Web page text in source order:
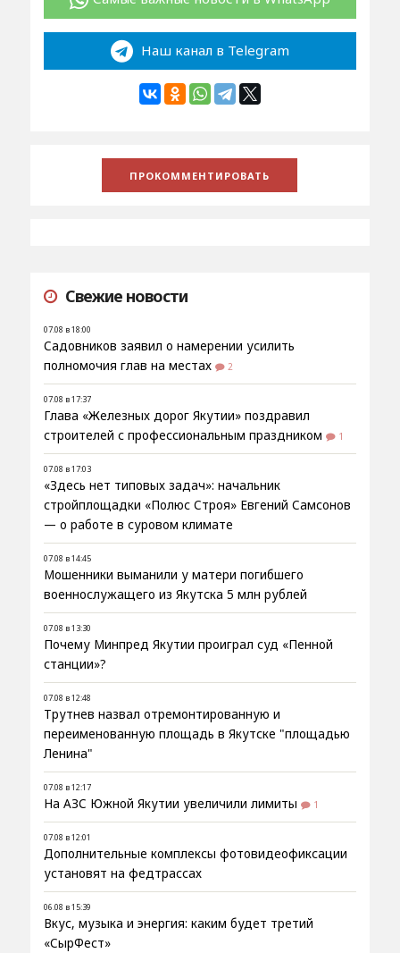
Наш канал в Telegram
Свежие новости
07.08 в 18:00
Садовников заявил о намерении усилить
полномочия глав на местах
2
07.08 в 17:37
Глава «Железных дорог Якутии» поздравил
строителей с профессиональным праздником
1
07.08 в 17:03
«Здесь нет типовых задач»: начальник
стройплощадки «Полюс Строя» Евгений Самсонов
— о работе в суровом климате
07.08 в 14:45
Мошенники выманили у матери погибшего
военнослужащего из Якутска 5 млн рублей
07.08 в 13:30
Почему Минпред Якутии проиграл суд «Пенной
станции»?
07.08 в 12:48
Трутнев назвал отремонтированную и
переименованную площадь в Якутске "площадью
Ленина"
07.08 в 12:17
На АЗС Южной Якутии увеличили лимиты 1
07.08 в 12:01
Дополнительные комплексы фотовидеофиксации
установят на федтрассах
06.08 в 15:39
Вкус, музыка и энергия: каким будет третий
«СырФест»